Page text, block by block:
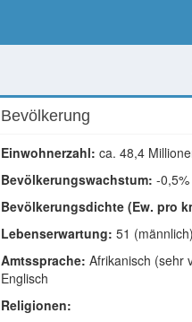
Bevölkerung
Einwohnerzahl: ca. 48,4
Bevölkerungswachstum: -
Bevölkerungsdichte (Ew. pro
Lebenserwartung: 51
Amtssprache: Afrikanisch (sehr
Englisch
Religionen: